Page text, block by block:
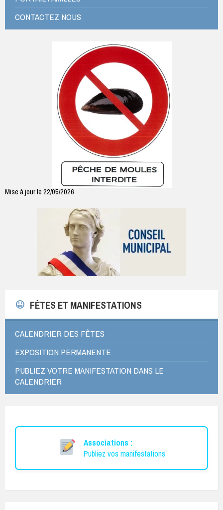
CONTACTEZ NOUS
Mise à jour le 22/05/2026
FÊTES ET MANIFESTATIONS
CALENDRIER DES FÊTES
EXPOSITION PERMANENTE
PUBLIEZ VOTRE MANIFESTATION DANS LE
CALENDRIER
Associations :
Publiez vos manifestations